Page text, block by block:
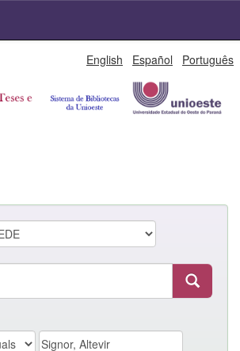
English Español Português